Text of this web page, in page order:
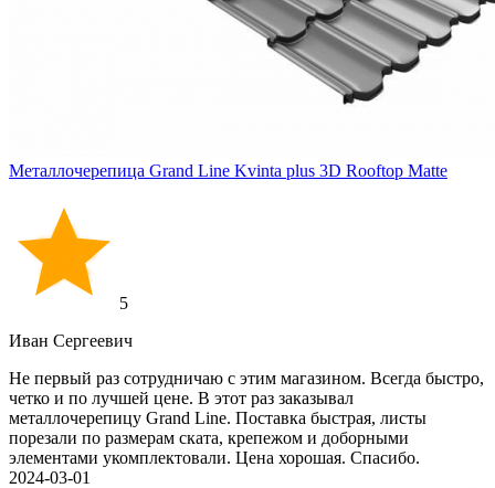
Металлочерепица Grand Line Kvinta plus 3D Rooftop Matte
5
Иван Cергеевич
Не первый раз сотрудничаю с этим магазином. Всегда быстро,
четко и по лучшей цене. В этот раз заказывал
металлочерепицу Grand Line. Поставка быстрая, листы
порезали по размерам ската, крепежом и доборными
элементами укомплектовали. Цена хорошая. Спасибо.
2024-03-01